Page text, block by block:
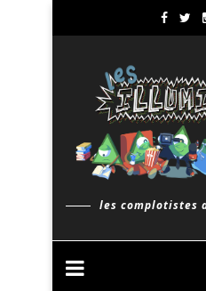
les complotistes